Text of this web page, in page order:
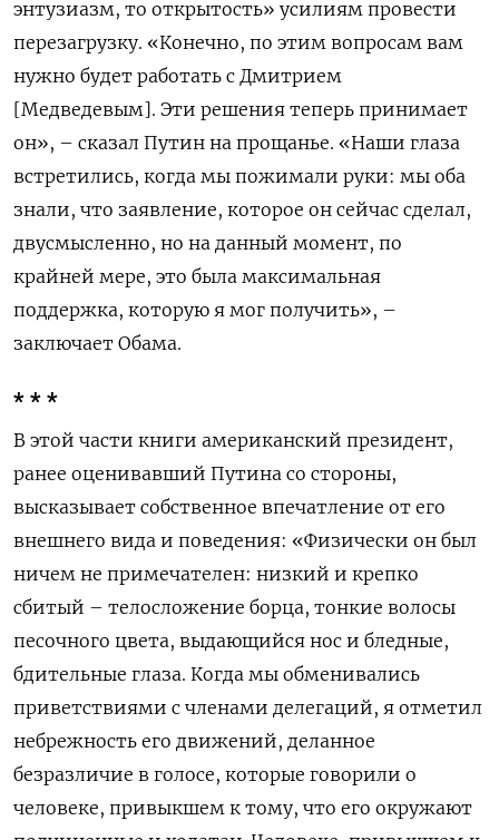
энтузиазм, то открытость» усилиям провести
перезагрузку. «Конечно, по этим вопросам вам
нужно будет работать с Дмитрием
[Медведевым]. Эти решения теперь принимает
он», – сказал Путин на прощанье. «Наши глаза
встретились, когда мы пожимали руки: мы оба
знали, что заявление, которое он сейчас сделал,
двусмысленно, но на данный момент, по
крайней мере, это была максимальная
поддержка, которую я мог получить», –
заключает Обама.
* * *
В этой части книги американский президент,
ранее оценивавший Путина со стороны,
высказывает собственное впечатление от его
внешнего вида и поведения: «Физически он был
ничем не примечателен: низкий и крепко
сбитый – телосложение борца, тонкие волосы
песочного цвета, выдающийся нос и бледные,
бдительные глаза. Когда мы обменивались
приветствиями с членами делегаций, я отметил
небрежность его движений, деланное
безразличие в голосе, которые говорили о
человеке, привыкшем к тому, что его окружают